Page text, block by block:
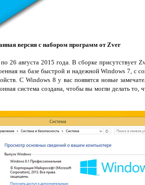
версия с набором программ от Zver
26 августа 2015 года. В сборке присутствует
на базе быстрой и надежной Windows 7, с
С Windows 8 у вас появятся новые
система создана, чтобы вы могли делать то,